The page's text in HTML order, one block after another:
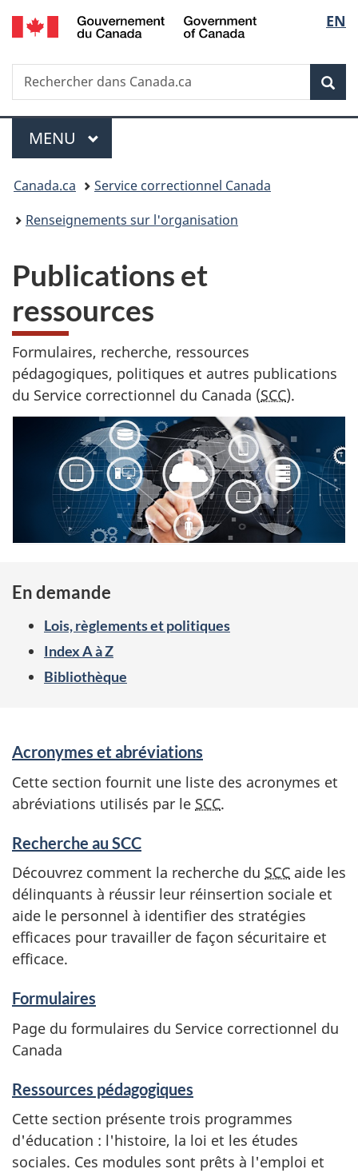
Passer
au
principal
Passer
à
Au
du
Passer
à
version
simplifiée
de
la
EN
Recherche
Rechercher
dans
Menu
MENU PRINCIPAL
Vous
êtes
Canada.ca
Service correctionnel Canada
Renseignements sur l'organisation
Publications et
ressources
Formulaires, recherche, ressources
pédagogiques, politiques et autres publications
du Service correctionnel du Canada (SCC).
En demande
Lois, règlements et politiques
Index A à Z
Bibliothèque
Acronymes et abréviations
Cette section fournit une liste des acronymes et
abréviations utilisés par le SCC.
Recherche au SCC
Découvrez comment la recherche du SCC aide les
délinquants à réussir leur réinsertion sociale et
aide le personnel à identifier des stratégies
efficaces pour travailler de façon sécuritaire et
efficace.
Formulaires
Page du formulaires du Service correctionnel du
Canada
Ressources pédagogiques
Cette section présente trois programmes
d'éducation : l'histoire, la loi et les études
sociales. Ces modules sont prêts à l'emploi et